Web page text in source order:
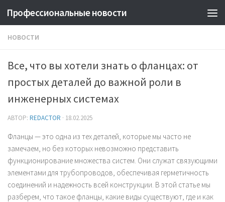
Профессиональные новости
НОВОСТИ
Все, что вы хотели знать о фланцах: от
простых деталей до важной роли в
инженерных системах
АВТОР: REDACTOR · 18.02.2025
Фланцы — это одна из тех деталей, которые мы часто не
замечаем, но без которых невозможно представить
функционирование множества систем. Они служат связующими
элементами для трубопроводов, обеспечивая герметичность
соединений и надежность всей конструкции. В этой статье мы
разберем, что такое фланцы, какие виды существуют, где и как